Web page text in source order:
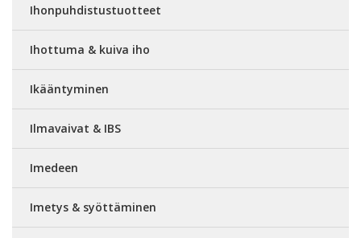
Ihonpuhdistustuotteet
Ihottuma & kuiva iho
Ikääntyminen
Ilmavaivat & IBS
Imedeen
Imetys & syöttäminen